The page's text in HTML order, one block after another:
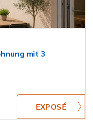
mit 3